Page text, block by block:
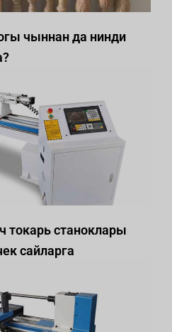
чыннан да нинди
станоклары
сайларга